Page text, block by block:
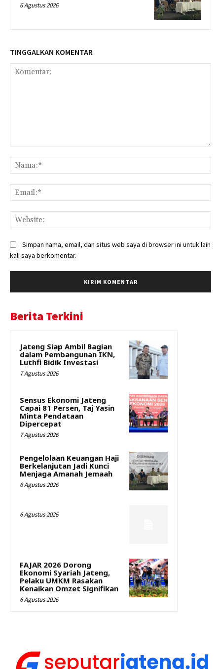
6 Agustus 2026
TINGGALKAN KOMENTAR
Simpan nama, email, dan situs web saya di browser ini untuk lain
kali saya berkomentar.
Berita Terkini
Jateng Siap Ambil Bagian
dalam Pembangunan IKN,
Luthfi Bidik Investasi
7 Agustus 2026
Sensus Ekonomi Jateng
Capai 81 Persen, Taj Yasin
Minta Pendataan
Dipercepat
7 Agustus 2026
Pengelolaan Keuangan Haji
Berkelanjutan Jadi Kunci
Menjaga Amanah Jemaah
6 Agustus 2026
6 Agustus 2026
FAJAR 2026 Dorong
Ekonomi Syariah Jateng,
Pelaku UMKM Rasakan
Kenaikan Omzet Signifikan
6 Agustus 2026